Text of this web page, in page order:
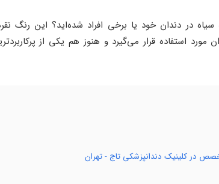
در دندان خود یا برخی افراد شده‌اید؟ این رنگ
استفاده قرار می‌گیرد و هنوز هم یکی از
در کلینیک دندانپزشکی تاج - تهران